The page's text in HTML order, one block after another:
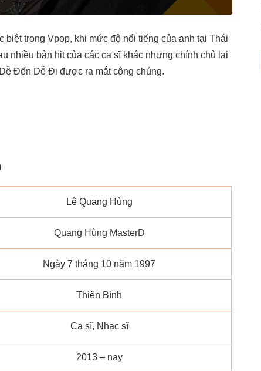
biệt trong Vpop, khi mức độ nổi tiếng của anh tại Thái
nhiều bản hit của các ca sĩ khác nhưng chính chủ lại
Đến Dễ Đi được ra mắt công chúng.
Lê Quang Hùng
Quang Hùng MasterD
Ngày 7 tháng 10 năm 1997
Thiên Bình
Ca sĩ, Nhạc sĩ
2013 – nay